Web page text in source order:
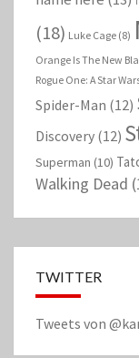
(18) Luke Cage (8)
Orange Is The New
Rogue One: A Star
Spider-Man (12)
Discovery (12)
Superman (10)
Walking Dead
TWITTER
Tweets von